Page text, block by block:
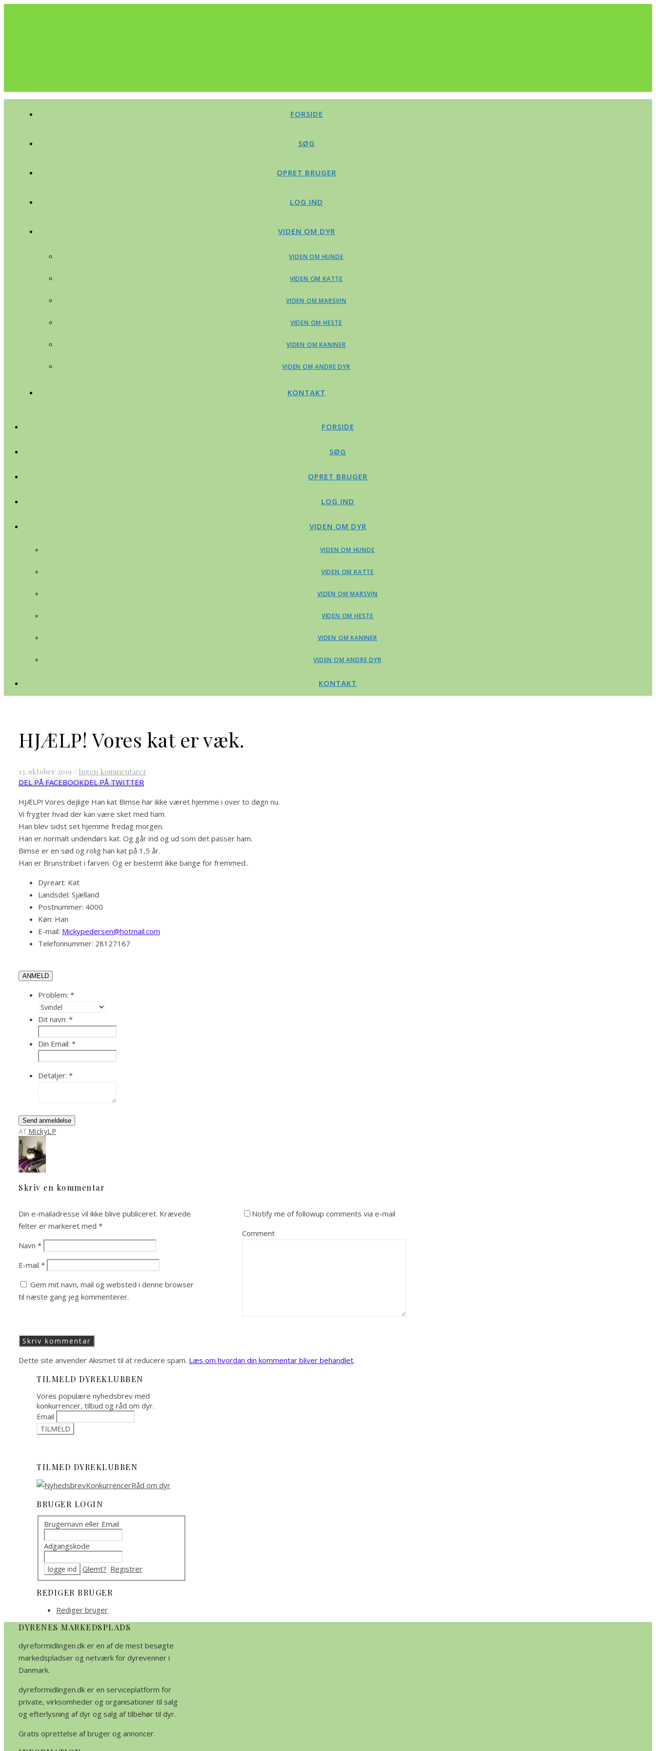
FORSIDE
SØG
OPRET BRUGER
LOG IND
VIDEN OM DYR
VIDEN OM HUNDE
VIDEN OM KATTE
VIDEN OM MARSVIN
VIDEN OM HESTE
VIDEN OM KANINER
VIDEN OM ANDRE DYR
KONTAKT
FORSIDE
SØG
OPRET BRUGER
LOG IND
VIDEN OM DYR
VIDEN OM HUNDE
VIDEN OM KATTE
VIDEN OM MARSVIN
VIDEN OM HESTE
VIDEN OM KANINER
VIDEN OM ANDRE DYR
KONTAKT
HJÆLP! Vores kat er væk.
13. oktober 2019 / Ingen kommentarer
DEL PÅ FACEBOOKDEL PÅ TWITTER
HJÆLP! Vores dejlige Han kat Bimse har ikke været hjemme i over to døgn nu.
Vi frygter hvad der kan være sket med ham.
Han blev sidst set hjemme fredag morgen.
Han er normalt undendørs kat. Og går ind og ud som det passer ham.
Bimse er en sød og rolig han kat på 1,5 år.
Han er Brunstribet i farven. Og er bestemt ikke bange for fremmed..
Dyreart: Kat
Landsdel: Sjælland
Postnummer: 4000
Køn: Han
E-mail: Mickypedersen@hotmail.com
Telefonnummer: 28127167
ANMELD
Problem: *
Dit navn: *
Din Email: *
Detaljer: *
Send anmeldelse
Af MickyLP
Skriv en kommentar
Din e-mailadresse vil ikke blive publiceret. Krævede
felter er markeret med *
Navn *
E-mail *
Gem mit navn, mail og websted i denne browser
til næste gang jeg kommenterer.
Notify me of followup comments via e-mail
Comment
Dette site anvender Akismet til at reducere spam. Læs om hvordan din kommentar bliver behandlet.
TILMELD DYREKLUBBEN
Vores populære nyhedsbrev med
konkurrencer, tilbud og råd om dyr.
Email
TILMED DYREKLUBBEN
BRUGER LOGIN
Brugernavn eller Email
Adgangskode
Glemt? Registrer
REDIGER BRUGER
Rediger bruger
DYRENES MARKEDSPLADS
dyreformidlingen.dk er en af de mest besøgte
markedspladser og netværk for dyrevenner i
Danmark.
dyreformidlingen.dk er en serviceplatform for
private, virksomheder og organisationer til salg
og efterlysning af dyr og salg af tilbehør til dyr.
Gratis oprettelse af bruger og annoncer.